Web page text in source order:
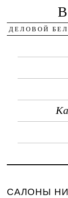
ДЕЛОВОЙ
САЛОНЫ